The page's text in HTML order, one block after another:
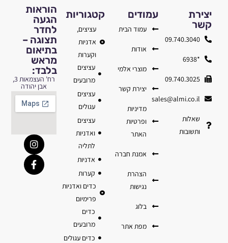
הוראות
הגעה
לחדר
תצוגה –
בתיאום
מראש
בלבד:
רח' העצמאות 3,
אבן יהודה
קטגוריות
עציצים,
אדניות
וקערות
עציצים
מרובעים
עציצים
עגולים
עציצים
ואדניות
לתליה
אדניות
קערות
כדים ואדניות
פרימיום
כדים
מרובעים
כדים עגולים
עמודים
עמוד הבית
אודות
מוצרי אלמי
יצירת קשר
מדיניות
ופרטיות
האתר
אמנת חברה
הצהרת
נגישות
בלוג
מפת אתר
יצירת
קשר
09.740.3040
*6938
09.740.3025
sales@almi.co.il
שאלות
ותשובות